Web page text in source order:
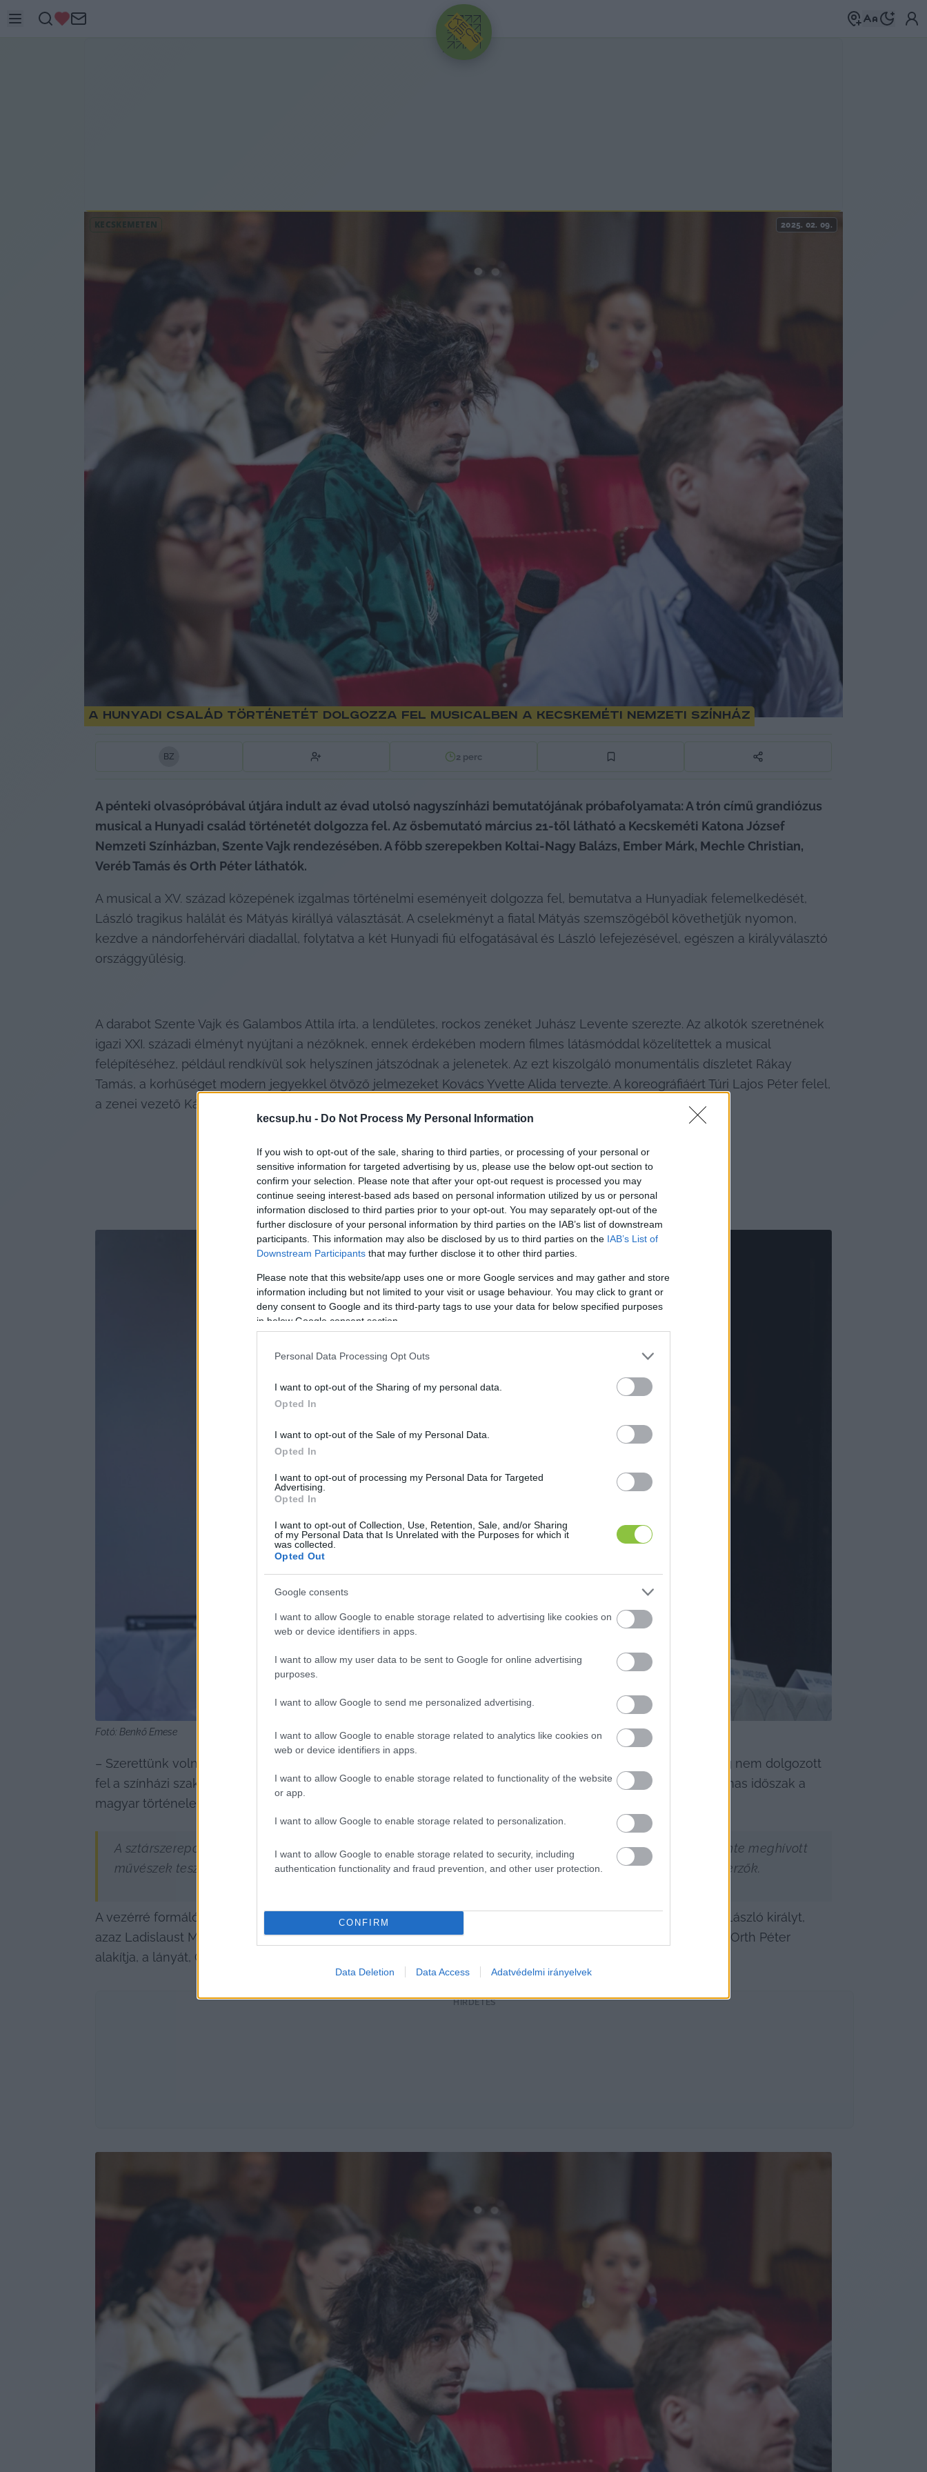
kecsup.hu - Do Not Process My Personal Information
If you wish to opt-out of the sale, sharing to third parties, or processing of your personal or
sensitive information for targeted advertising by us, please use the below opt-out section to
confirm your selection. Please note that after your opt-out request is processed you may
continue seeing interest-based ads based on personal information utilized by us or personal
information disclosed to third parties prior to your opt-out. You may separately opt-out of the
further disclosure of your personal information by third parties on the IAB’s list of downstream
participants. This information may also be disclosed by us to third parties on the IAB’s List of
Downstream Participants that may further disclose it to other third parties.
Please note that this website/app uses one or more Google services and may gather and store
information including but not limited to your visit or usage behaviour. You may click to grant or
deny consent to Google and its third-party tags to use your data for below specified purposes
in below Google consent section.
Personal Data Processing Opt Outs
I want to opt-out of the Sharing of my personal data.
Opted In
I want to opt-out of the Sale of my Personal Data.
Opted In
I want to opt-out of processing my Personal Data for Targeted
Advertising.
Opted In
I want to opt-out of Collection, Use, Retention, Sale, and/or Sharing
of my Personal Data that Is Unrelated with the Purposes for which it
was collected.
Opted Out
Google consents
I want to allow Google to enable storage related to advertising like cookies on
web or device identifiers in apps.
I want to allow my user data to be sent to Google for online advertising
purposes.
I want to allow Google to send me personalized advertising.
I want to allow Google to enable storage related to analytics like cookies on
web or device identifiers in apps.
I want to allow Google to enable storage related to functionality of the website
or app.
I want to allow Google to enable storage related to personalization.
I want to allow Google to enable storage related to security, including
authentication functionality and fraud prevention, and other user protection.
CONFIRM
Data Deletion Data Access Adatvédelmi irányelvek
HIRDETÉS
KECSKEMÉTEN 2025. 02. 09.
A Hunyadi család történetét dolgozza fel musicalben a Kecskeméti Nemzeti Színház
BZ 2 perc
A pénteki olvasópróbával útjára indult az évad utolsó nagyszínházi bemutatójának próbafolyamata: A trón című grandiózus
musical a Hunyadi család történetét dolgozza fel. Az ősbemutató március 21-től látható a Kecskeméti Katona József
Nemzeti Színházban, Szente Vajk rendezésében. A főbb szerepekben Koltai-Nagy Balázs, Ember Márk, Mechle Christian,
Veréb Tamás és Orth Péter láthatók.
A musical a XV. század közepének izgalmas történelmi eseményeit dolgozza fel, bemutatva a Hunyadiak felemelkedését,
László tragikus halálát és Mátyás királlyá választását. A cselekményt a fiatal Mátyás szemszögéből követhetjük nyomon,
kezdve a nándorfehérvári diadallal, folytatva a két Hunyadi fiú elfogatásával és László lefejezésével, egészen a királyválasztó
országgyűlésig.
A darabot Szente Vajk és Galambos Attila írta, a lendületes, rockos zenéket Juhász Levente szerezte. Az alkotók szeretnének
igazi XXI. századi élményt nyújtani a nézőknek, ennek érdekében modern filmes látásmóddal közelítettek a musical
felépítéséhez, például rendkívül sok helyszínen játszódnak a jelenetek. Az ezt kiszolgáló monumentális díszletet Rákay
Tamás, a korhűséget modern jegyekkel ötvöző jelmezeket Kovács Yvette Alida tervezte. A koreográfiáért Túri Lajos Péter felel,
a zenei vezető Károly Kati, a karmesterek pedig Drucker Péter és Iván Sára.
Fotó: Benkő Emese
– Szerettünk volna egy olyan történetet elmesélni a musical nyelvén, amit ebben a formában korábban még nem dolgozott
fel a színházi szakma. Sok téma közül választottuk Hunyadi Mátyás trónra kerülését, ami egy rendkívül izgalmas időszak a
magyar történelemben – idézte fel az alkotócsapat motivációját Szente Vajk rendező.
A sztárszereposztást a kecskeméti társulat kiválóságai mellett Ember Márk, Veréb Tamás és Juhász Levente meghívott
művészek teszik teljessé. A valós történelmi szereplőkön felül fiktív karaktereket is írtak a történetbe a szerzők.
A vezérré formálódó Hunyadi Mátyást váltott szereposztásban Koltai-Nagy Balázs és Ember Márk játssza, V. László királyt,
azaz Ladislaust Mechle Christian és Veréb Tamás formálja meg. A musical antagonistáját, Garai László nádort Orth Péter
alakítja, a lányát, Garai Annát pedig Kovács Gyopár.
HIRDETÉS